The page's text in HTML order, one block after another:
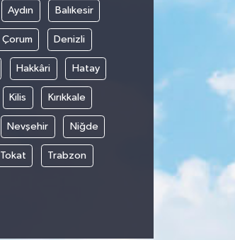
Aydın Balıkesir
Çorum Denizli
Hakkâri Hatay
Kilis Kırıkkale
Nevşehir Niğde
Tokat Trabzon